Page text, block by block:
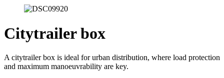
Citytrailer box
A citytrailer box is ideal for urban distribution, where load protection
and maximum manoeuvrability are key.